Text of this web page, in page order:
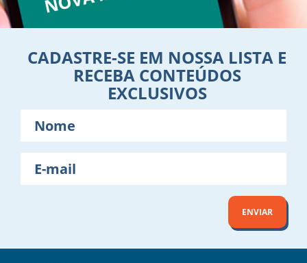
CADASTRE-SE EM NOSSA LISTA E
RECEBA CONTEÚDOS
EXCLUSIVOS
mail
ENVIAR